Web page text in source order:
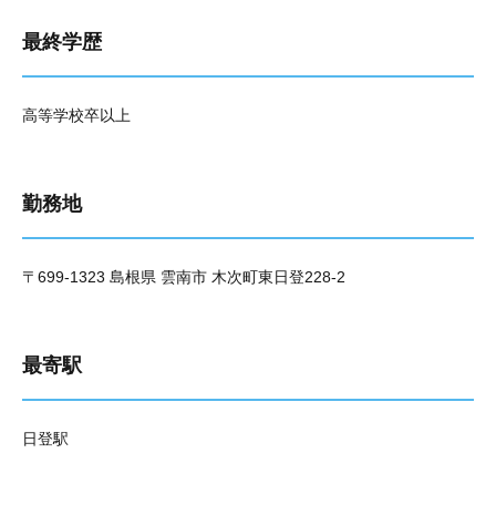
最終学歴
高等学校卒以上
勤務地
〒699-1323 島根県 雲南市 木次町東日登228-2
最寄駅
日登駅